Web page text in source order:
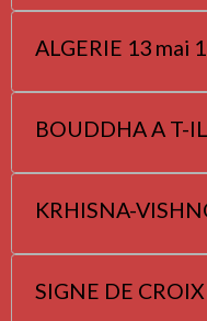
ALGERIE 13 mai
BOUDDHA A T-
KRHISNA-
SIGNE DE